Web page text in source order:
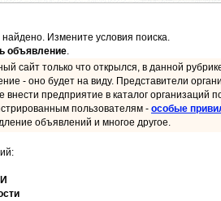
Измените условия поиска.
объявление.
сайт только что открылся, в данной
- оно будет на виду. Представители
внести предприятие в каталог организаций
пользователям - особые
объявлений и многое другое.